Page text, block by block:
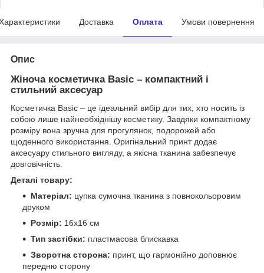
Доставка Оплата Умови повернення
Опис
Жіноча косметичка Basic – компактний і
стильний аксесуар
Косметичка Basic – це ідеальний вибір для тих, хто носить із
собою лише найнеобхіднішу косметику. Завдяки компактному
розміру вона зручна для прогулянок, подорожей або
щоденного використання. Оригінальний принт додає
аксесуару стильного вигляду, а якісна тканина забезпечує
довговічність.
Деталі товару:
Матеріал: цупка сумочна тканина з повнокольоровим
друком
Розмір: 16х16 см
Тип застібки: пластмасова блискавка
Зворотна сторона: принт, що гармонійно доповнює
передню сторону